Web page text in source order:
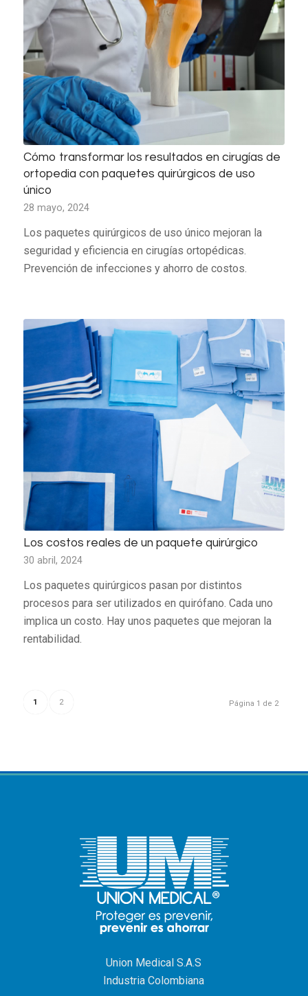
Cómo transformar los resultados en cirugías de
ortopedia con paquetes quirúrgicos de uso
único
28 mayo, 2024
Los paquetes quirúrgicos de uso único mejoran la
seguridad y eficiencia en cirugías ortopédicas.
Prevención de infecciones y ahorro de costos.
Los costos reales de un paquete quirúrgico
30 abril, 2024
Los paquetes quirúrgicos pasan por distintos
procesos para ser utilizados en quirófano. Cada uno
implica un costo. Hay unos paquetes que mejoran la
rentabilidad.
Página 1 de 2
1 2
Union Medical S.A.S
Industria Colombiana